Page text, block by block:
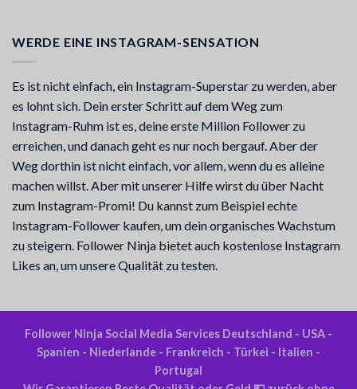
WERDE EINE INSTAGRAM-SENSATION
Es ist nicht einfach, ein Instagram-Superstar zu werden, aber
es lohnt sich. Dein erster Schritt auf dem Weg zum
Instagram-Ruhm ist es, deine erste Million Follower zu
erreichen, und danach geht es nur noch bergauf. Aber der
Weg dorthin ist nicht einfach, vor allem, wenn du es alleine
machen willst. Aber mit unserer Hilfe wirst du über Nacht
zum Instagram-Promi! Du kannst zum Beispiel echte
Instagram-Follower kaufen, um dein organisches Wachstum
zu steigern. Follower Ninja bietet auch kostenlose Instagram
Likes an, um unsere Qualität zu testen.
Follower Ninja Social Media Services Deutschland - USA -
Spanien - Niederlande - Frankreich - Türkei - Italien -
Portugal